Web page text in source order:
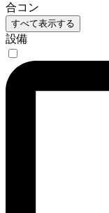
合コン
すべて表示する
設備